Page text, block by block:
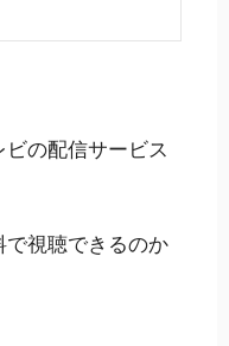
の配信サービス
視聴できるのか